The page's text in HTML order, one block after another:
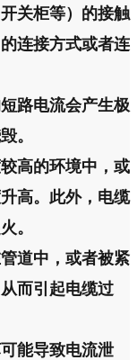
关柜等）的接触
连接方式或者连
路电流会产生极
。
高的环境中，或
高。此外，电缆
。
道中，或者被紧
而引起电缆过
能导致电流泄